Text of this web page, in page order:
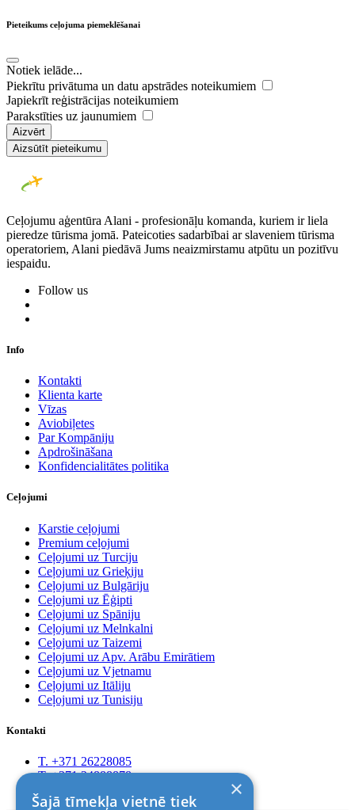
Pieteikums ceļojuma piemeklēšanai
Notiek ielāde...
Piekrītu privātuma un datu apstrādes noteikumiem
Japiekrīt reģistrācijas noteikumiem
Parakstīties uz jaunumiem
Aizvērt
Aizsūtīt pieteikumu
Ceļojumu aģentūra Alani - profesionāļu komanda, kuriem ir liela
pieredze tūrisma jomā. Pateicoties sadarbībai ar slaveniem tūrisma
operatoriem, Alani piedāvā Jums neaizmirstamu atpūtu un pozitīvu
iespaidu.
Follow us
Info
Kontakti
Klienta karte
Vīzas
Aviobiļetes
Par Kompāniju
Apdrošināšana
Konfidencialitātes politika
Ceļojumi
Karstie ceļojumi
Premium ceļojumi
Ceļojumi uz Turciju
Ceļojumi uz Grieķiju
Ceļojumi uz Bulgāriju
Ceļojumi uz Ēģipti
Ceļojumi uz Spāniju
Ceļojumi uz Melnkalni
Ceļojumi uz Taizemi
Ceļojumi uz Apv. Arābu Emirātiem
Ceļojumi uz Vjetnamu
Ceļojumi uz Itāliju
Ceļojumi uz Tunisiju
Kontakti
T. +371 26228085
T. +371 24888878
×
Šajā tīmekļa vietnē tiek